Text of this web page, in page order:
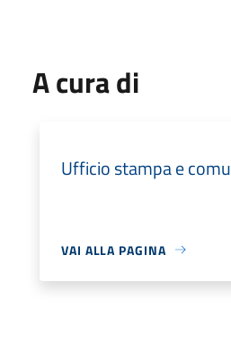
A cura di
Ufficio stampa e
VAI ALLA PAGINA